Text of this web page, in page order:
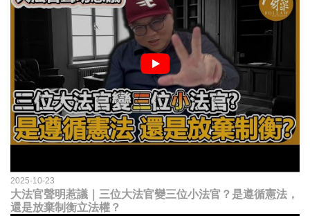
2025-10-23
大法官聲明惹議｜三位大法官變三位小法官？是遵循憲法，
還是放棄制衡立法權？